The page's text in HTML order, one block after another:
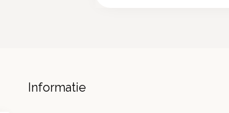
Informatie